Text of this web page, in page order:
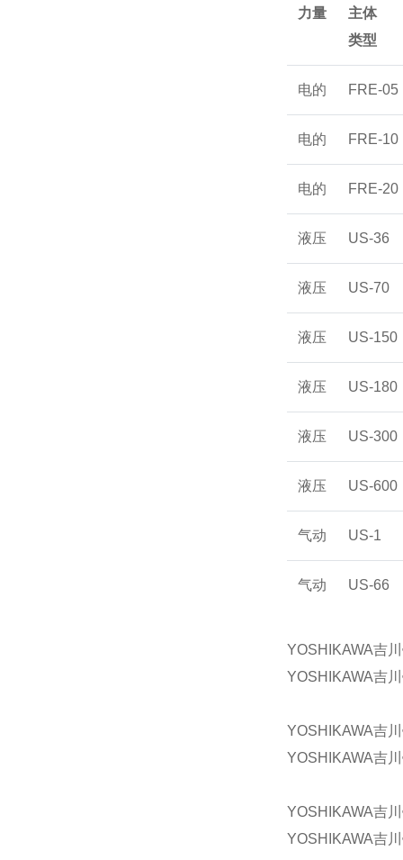
力量
主体
类型
电的 FRE-05
电的 FRE-10
电的 FRE-20
液压 US-36
液压 US-70
液压 US-150
液压 US-180
液压 US-300
液压 US-600
气动 US-1
气动 US-66
YOSHIKAWA吉
YOSHIKAWA吉
YOSHIKAWA吉
YOSHIKAWA吉
YOSHIKAWA吉
YOSHIKAWA吉